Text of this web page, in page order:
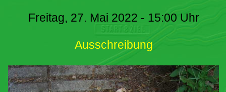
Freitag, 27. Mai 2022 - 15:00 Uhr
Ausschreibung